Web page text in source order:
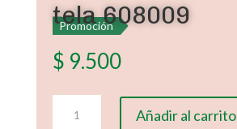
Promoción
tela 608009
$ 9.500
608009
Añadir al carrito